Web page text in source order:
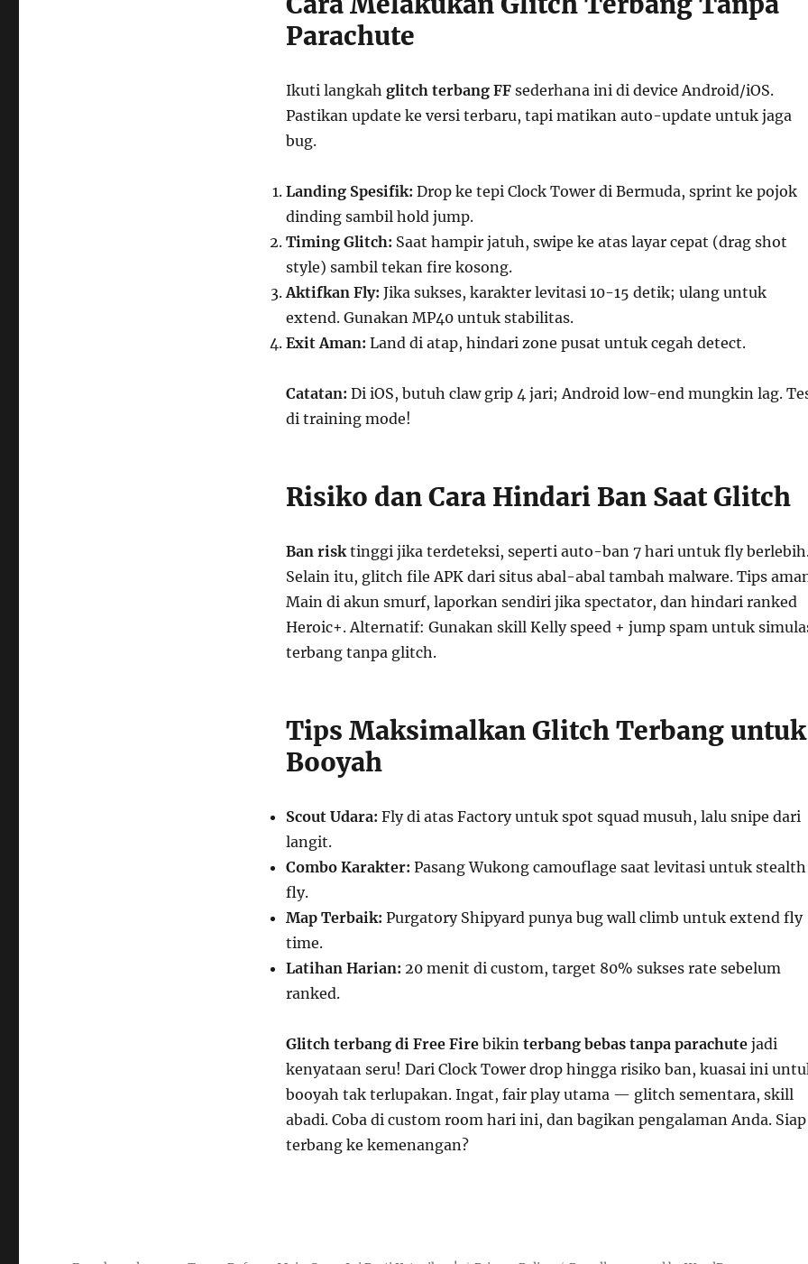
Parachute
Ikuti langkah glitch terbang FFsederhana ini di device Android/iOS.
Pastikan update ke versi terbaru, tapi matikan auto-update untuk jaga
bug.
Landing Spesifik: Drop ke tepi Clock Tower di Bermuda, sprint ke pojok
dinding sambil hold jump.
Timing Glitch: Saat hampir jatuh, swipe ke atas layar cepat (drag shot
style) sambil tekan fire kosong.
Aktifkan Fly: Jika sukses, karakter levitasi 10-15 detik; ulang untuk
extend. Gunakan MP40 untuk stabilitas.
Exit Aman: Land di atap, hindari zone pusat untuk cegah detect.
Catatan: Di iOS, butuh claw grip 4 jari; Android low-end mungkin lag.
di training mode!
Risiko dan Cara Hindari Ban Saat Glitch
Ban risktinggi jika terdeteksi, seperti auto-ban 7 hari untuk fly
Selain itu, glitch file APK dari situs abal-abal tambah malware. Tips
Main di akun smurf, laporkan sendiri jika spectator, dan hindari ranked
Heroic+. Alternatif: Gunakan skill Kelly speed + jump spam untuk
terbang tanpa glitch.
Tips Maksimalkan Glitch Terbang untuk
Booyah
Scout Udara: Fly di atas Factory untuk spot squad musuh, lalu snipe dari
langit.
Combo Karakter: Pasang Wukong camouflage saat levitasi untuk stealth
fly.
Map Terbaik: Purgatory Shipyard punya bug wall climb untuk extend fly
time.
Latihan Harian: 20 menit di custom, target 80% sukses rate sebelum
ranked.
Glitch terbang di Free Firebikin terbang bebas tanpa parachutejadi
kenyataan seru! Dari Clock Tower drop hingga risiko ban, kuasai ini
booyah tak terlupakan. Ingat, fair play utama — glitch sementara, skill
abadi. Coba di custom room hari ini, dan bagikan pengalaman Anda. Siap
terbang ke kemenangan?